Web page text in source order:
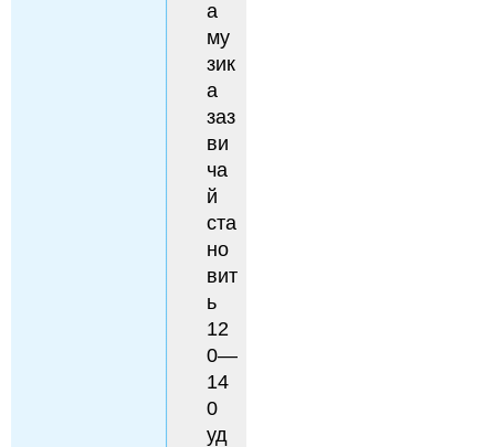
а
му
зик
а
заз
ви
ча
й
ста
но
вит
ь
12
0—
14
0
уд